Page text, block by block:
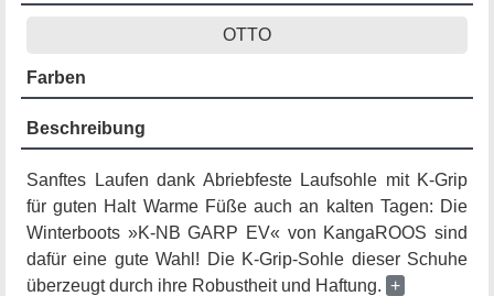
OTTO
Farben
Beschreibung
Sanftes Laufen dank Abriebfeste Laufsohle mit K-Grip
für guten Halt Warme Füße auch an kalten Tagen: Die
Winterboots »K-NB GARP EV« von KangaROOS sind
dafür eine gute Wahl! Die K-Grip-Sohle dieser Schuhe
überzeugt durch ihre Robustheit und Haftung. +